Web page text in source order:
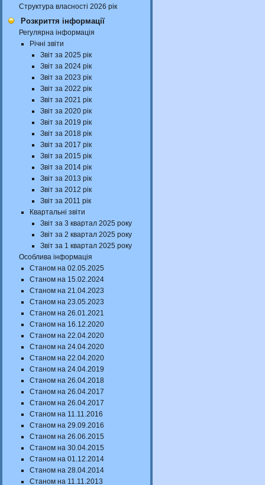
Структура власності 2026 рік
Розкриття інформації
Регулярна інформація
Річні звіти
Звіт за 2025 рік
Звіт за 2024 рік
Звіт за 2023 рік
Звіт за 2022 рік
Звіт за 2021 рік
Звіт за 2020 рік
Звіт за 2019 рік
Звіт за 2018 рік
Звіт за 2017 рік
Звіт за 2015 рік
Звіт за 2014 рік
Звіт за 2013 рік
Звіт за 2012 рік
Звіт за 2011 рік
Квартальні звіти
Звіт за 3 квартал 2025 року
Звіт за 2 квартал 2025 року
Звіт за 1 квартал 2025 року
Особлива інформація
Станом на 02.05.2025
Станом на 15.02.2024
Станом на 21.04.2023
Станом на 23.05.2023
Станом на 26.01.2021
Станом на 16.12.2020
Станом на 22.04.2020
Станом на 24.04.2020
Станом на 22.04.2020
Станом на 24.04.2019
Станом на 26.04.2018
Станом на 26.04.2017
Станом на 26.04.2017
Станом на 11.11.2016
Станом на 29.09.2016
Станом на 26.06.2015
Станом на 30.04.2015
Станом на 01.12.2014
Станом на 28.04.2014
Станом на 11.11.2013